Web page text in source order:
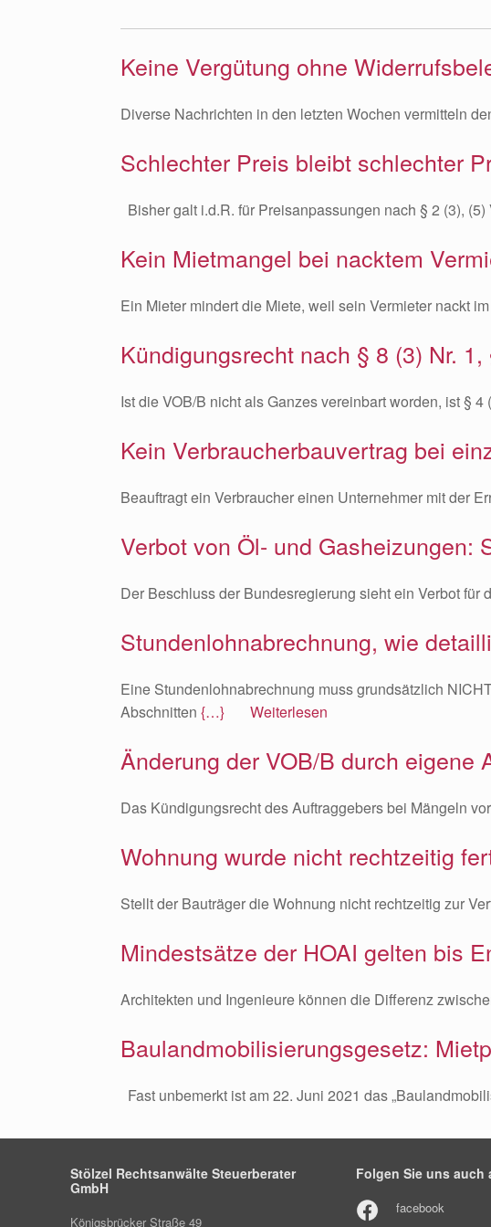
Keine Vergütung ohne
Diverse Nachrichten in den letzten Wochen vermitteln
Schlechter Preis bleibt schlechter
Bisher galt i.d.R. für Preisanpassungen nach § 2 (3),
Kein Mietmangel bei nacktem
Ein Mieter mindert die Miete, weil sein Vermieter nackt
Kündigungsrecht nach § 8 (3) Nr.
Ist die VOB/B nicht als Ganzes vereinbart worden, ist §
Kein Verbraucherbauvertrag bei
Beauftragt ein Verbraucher einen Unternehmer mit der
Verbot von Öl- und Gasheizungen:
Der Beschluss der Bundesregierung sieht ein Verbot für
Stundenlohnabrechnung, wie
Eine Stundenlohnabrechnung muss grundsätzlich
Abschnitten {…} Weiterlesen
Änderung der VOB/B durch eigene
Das Kündigungsrecht des Auftraggebers bei Mängeln
Wohnung wurde nicht rechtzeitig
Stellt der Bauträger die Wohnung nicht rechtzeitig zur
Mindestsätze der HOAI gelten bis
Architekten und Ingenieure können die Differenz
Baulandmobilisierungsgesetz:
Fast unbemerkt ist am 22. Juni 2021 das
Stölzel Rechtsanwälte Steuerberater
GmbH
Königsbrücker Straße 49
Folgen Sie uns auch
facebook